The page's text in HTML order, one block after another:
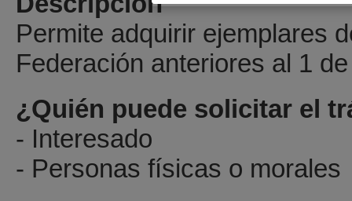
Permite adquirir ejemplares
Federación anteriores al 1
¿Quién puede solicitar el
- Interesado
- Personas físicas o morales